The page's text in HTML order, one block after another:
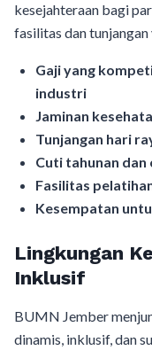
kesejahteraan bagi
fasilitas dan
Gaji yang
industri
Jaminan
Tunjangan hari
Cuti tahunan dan
Fasilitas
Kesempatan
Lingkungan
Inklusif
BUMN Jember
dinamis, inklusif, dan